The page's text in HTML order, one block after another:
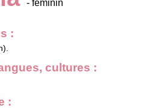
- féminin
:
cultures :
: